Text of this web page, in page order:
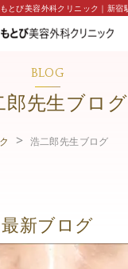
とび美容外科クリニック｜新宿
BLOG
郎先生ブログ
浩二郎先生ブログ
最新ブログ